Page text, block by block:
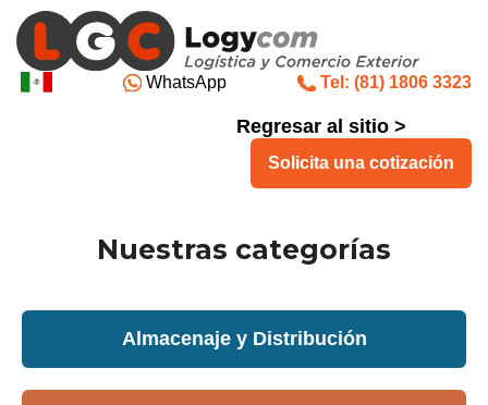
WhatsApp Tel: (81) 1806 3323
Regresar al sitio >
Solicita una cotización
Nuestras categorías
Almacenaje y Distribución